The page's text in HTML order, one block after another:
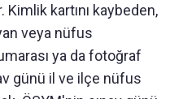
kartını kaybeden,
veya nüfus
ya da fotoğraf
günü il ve ilçe nüfus